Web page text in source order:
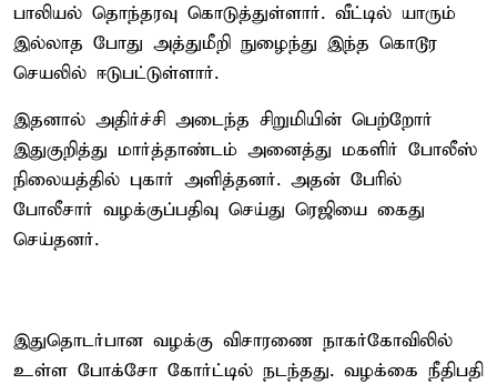
பாலியல் தொந்தரவு கொடுத்துள்ளார். வீட்டில் யாரும்
இல்லாத போது அத்துமீறி நுழைந்து இந்த கொடூர
செயலில் ஈடுபட்டுள்ளார்.
இதனால் அதிர்ச்சி அடைந்த சிறுமியின் பெற்றோர்
இதுகுறித்து மார்த்தாண்டம் அனைத்து மகளிர் போலீஸ்
நிலையத்தில் புகார் அளித்தனர். அதன் பேரில்
போலீசார் வழக்குப்பதிவு செய்து ரெஜியை கைது
செய்தனர்.
இதுதொடர்பான வழக்கு விசாரணை நாகர்கோவிலில்
உள்ள போக்சோ கோர்ட்டில் நடந்தது. வழக்கை நீதிபதி